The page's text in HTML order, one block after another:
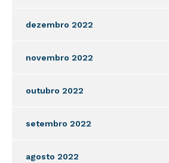
dezembro 2022
novembro 2022
outubro 2022
setembro 2022
agosto 2022